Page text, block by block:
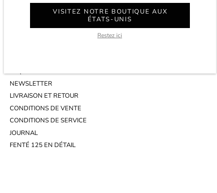
SERVICE CLIENT
RENDEZ-VOUS AU STUDIO
NEWSLETTER
LIVRAISON ET RETOUR
CONDITIONS DE VENTE
CONDITIONS DE SERVICE
JOURNAL
FENTÉ 125 EN DÉTAIL
VISITEZ NOTRE BOUTIQUE AUX
ÉTATS-UNIS
Restez ici